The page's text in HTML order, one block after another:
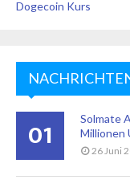
Dogecoin Kurs
01
Solmate
Millionen
26 Juni